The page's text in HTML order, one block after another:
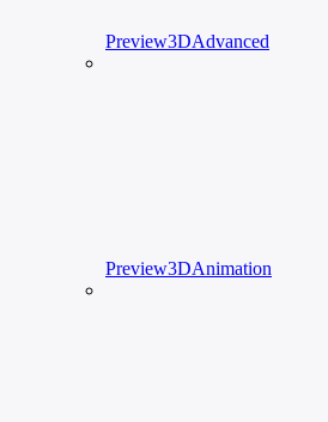
Preview3DAdvanced
Preview3DAnimation